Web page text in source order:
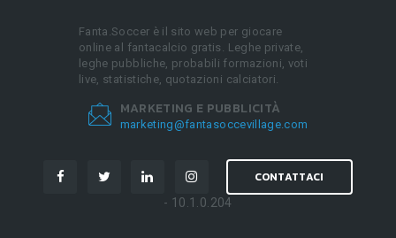
Fanta.Soccer è il sito web per giocare
online al fantacalcio gratis. Leghe private,
leghe pubbliche, probabili formazioni, voti
live, statistiche, quotazioni calciatori.
MARKETING E PUBBLICITÀ
marketing@fantasoccevillage.com
CONTATTACI
- 10.1.0.204